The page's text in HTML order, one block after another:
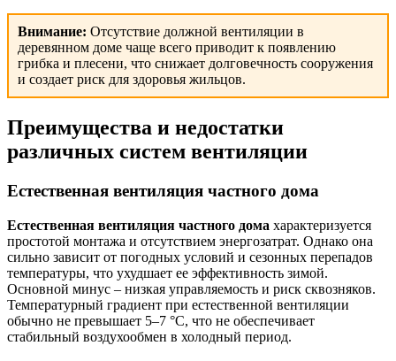
Внимание: Отсутствие должной вентиляции в
деревянном доме чаще всего приводит к появлению
грибка и плесени, что снижает долговечность сооружения
и создает риск для здоровья жильцов.
Преимущества и недостатки
различных систем вентиляции
Естественная вентиляция частного дома
Естественная вентиляция частного дома характеризуется
простотой монтажа и отсутствием энергозатрат. Однако она
сильно зависит от погодных условий и сезонных перепадов
температуры, что ухудшает ее эффективность зимой.
Основной минус – низкая управляемость и риск сквозняков.
Температурный градиент при естественной вентиляции
обычно не превышает 5–7 °C, что не обеспечивает
стабильный воздухообмен в холодный период.